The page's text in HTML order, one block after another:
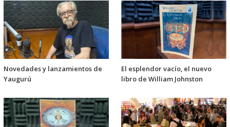
Novedades y lanzamientos de
Yaugurú
El esplendor vacío, el nuevo
libro de William Johnston